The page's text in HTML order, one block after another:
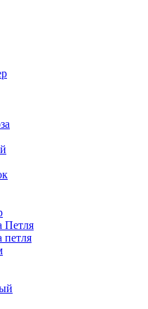
Петля
петля